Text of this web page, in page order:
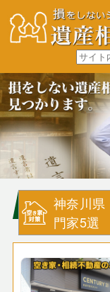
神奈川県
門家5選